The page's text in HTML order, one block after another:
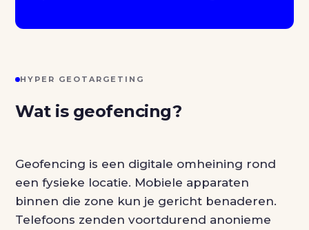
HYPER GEOTARGETING
Wat is geofencing?
Geofencing is een digitale omheining rond
een fysieke locatie. Mobiele apparaten
binnen die zone kun je gericht benaderen.
Telefoons zenden voortdurend anonieme